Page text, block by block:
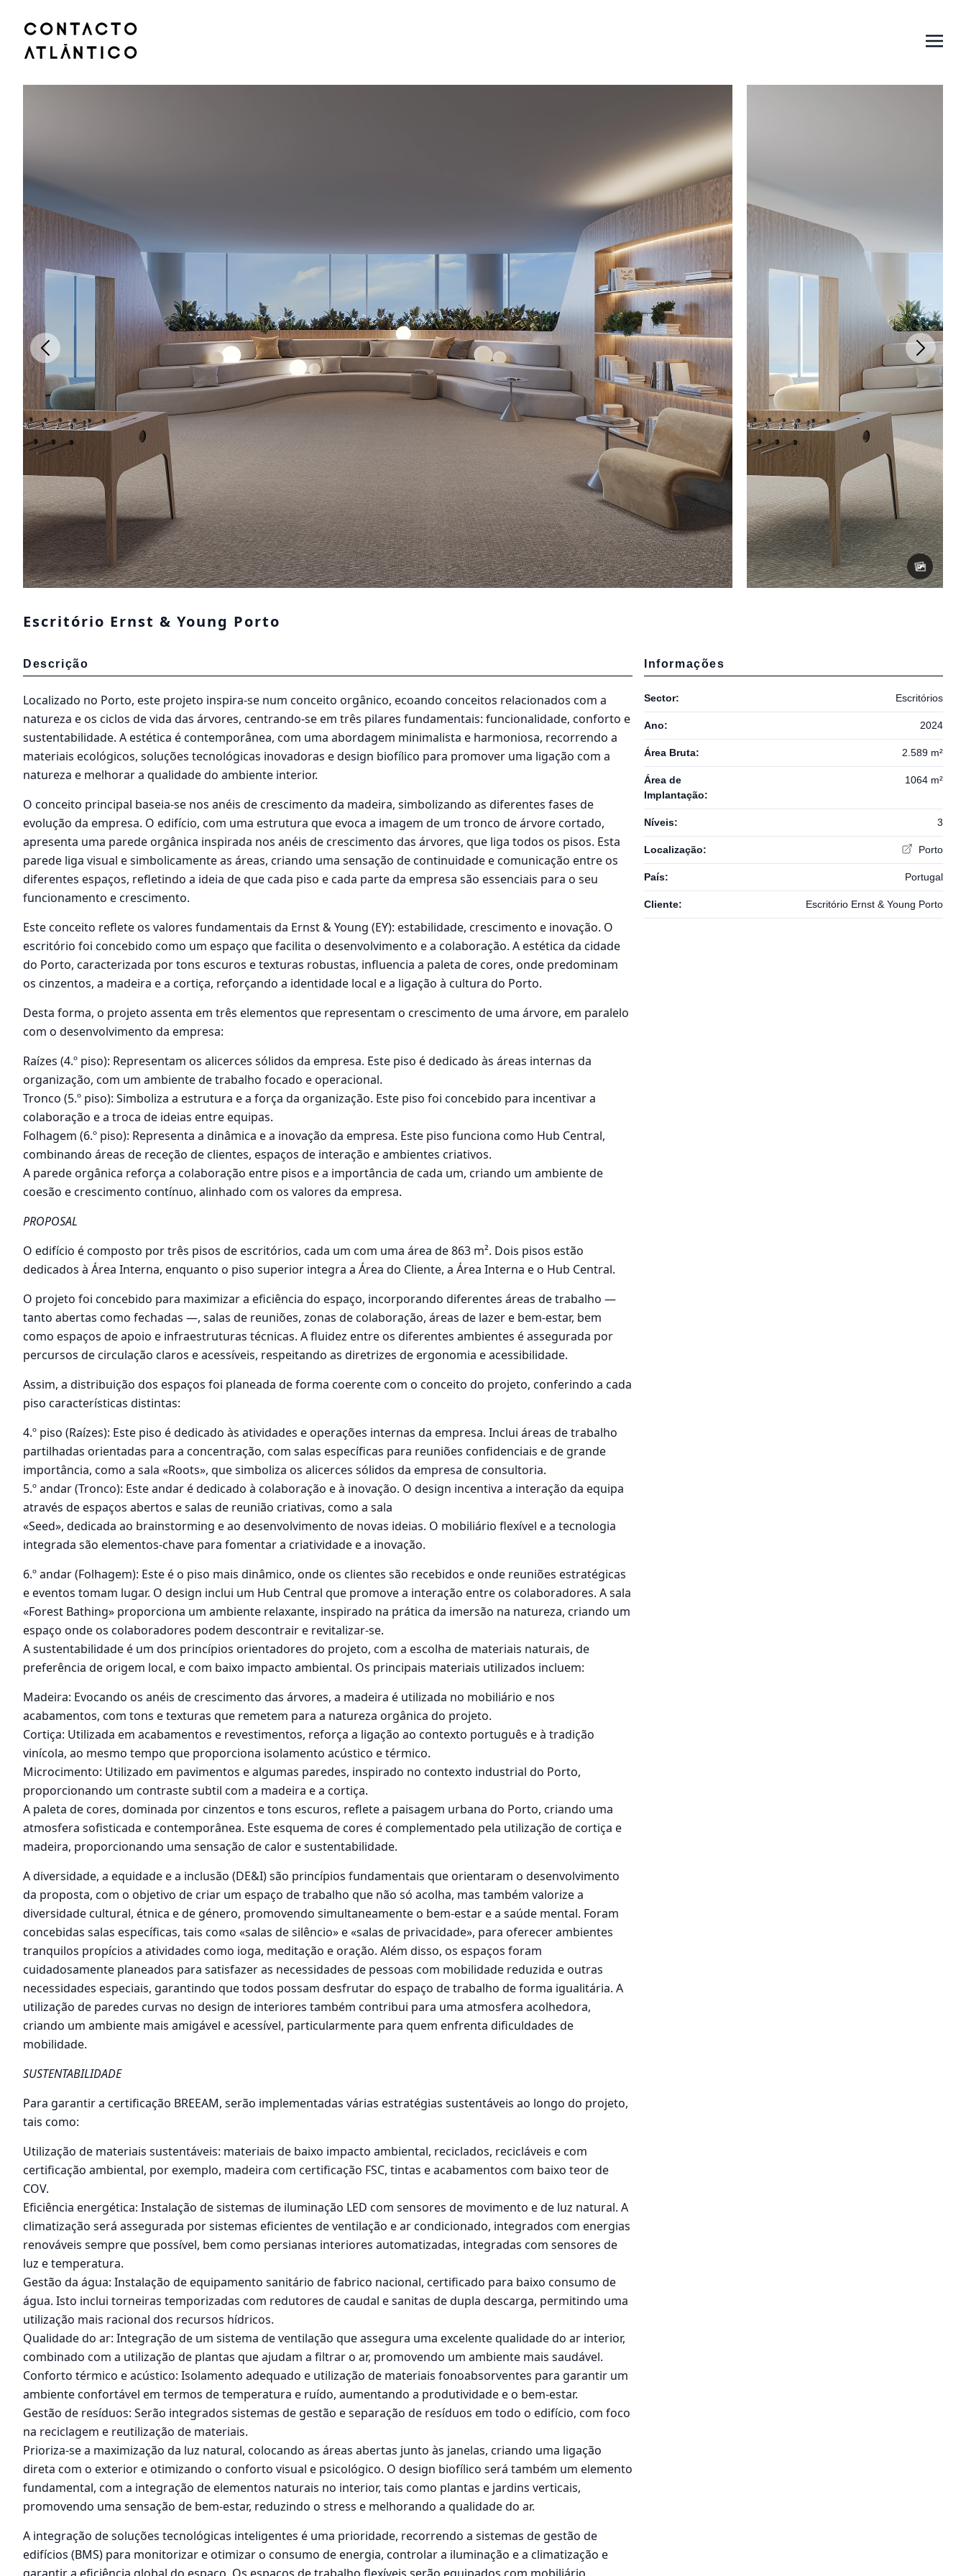
Escritório Ernst & Young Porto
Descrição
Localizado no Porto, este projeto inspira-se num conceito orgânico, ecoando conceitos relacionados com a
natureza e os ciclos de vida das árvores, centrando-se em três pilares fundamentais: funcionalidade, conforto e
sustentabilidade. A estética é contemporânea, com uma abordagem minimalista e harmoniosa, recorrendo a
materiais ecológicos, soluções tecnológicas inovadoras e design biofílico para promover uma ligação com a
natureza e melhorar a qualidade do ambiente interior.
O conceito principal baseia-se nos anéis de crescimento da madeira, simbolizando as diferentes fases de
evolução da empresa. O edifício, com uma estrutura que evoca a imagem de um tronco de árvore cortado,
apresenta uma parede orgânica inspirada nos anéis de crescimento das árvores, que liga todos os pisos. Esta
parede liga visual e simbolicamente as áreas, criando uma sensação de continuidade e comunicação entre os
diferentes espaços, refletindo a ideia de que cada piso e cada parte da empresa são essenciais para o seu
funcionamento e crescimento.
Este conceito reflete os valores fundamentais da Ernst & Young (EY): estabilidade, crescimento e inovação. O
escritório foi concebido como um espaço que facilita o desenvolvimento e a colaboração. A estética da cidade
do Porto, caracterizada por tons escuros e texturas robustas, influencia a paleta de cores, onde predominam
os cinzentos, a madeira e a cortiça, reforçando a identidade local e a ligação à cultura do Porto.
Desta forma, o projeto assenta em três elementos que representam o crescimento de uma árvore, em paralelo
com o desenvolvimento da empresa:
Raízes (4.º piso): Representam os alicerces sólidos da empresa. Este piso é dedicado às áreas internas da
organização, com um ambiente de trabalho focado e operacional.
Tronco (5.º piso): Simboliza a estrutura e a força da organização. Este piso foi concebido para incentivar a
colaboração e a troca de ideias entre equipas.
Folhagem (6.º piso): Representa a dinâmica e a inovação da empresa. Este piso funciona como Hub Central,
combinando áreas de receção de clientes, espaços de interação e ambientes criativos.
A parede orgânica reforça a colaboração entre pisos e a importância de cada um, criando um ambiente de
coesão e crescimento contínuo, alinhado com os valores da empresa.
PROPOSAL
O edifício é composto por três pisos de escritórios, cada um com uma área de 863 m². Dois pisos estão
dedicados à Área Interna, enquanto o piso superior integra a Área do Cliente, a Área Interna e o Hub Central.
O projeto foi concebido para maximizar a eficiência do espaço, incorporando diferentes áreas de trabalho —
tanto abertas como fechadas —, salas de reuniões, zonas de colaboração, áreas de lazer e bem-estar, bem
como espaços de apoio e infraestruturas técnicas. A fluidez entre os diferentes ambientes é assegurada por
percursos de circulação claros e acessíveis, respeitando as diretrizes de ergonomia e acessibilidade.
Assim, a distribuição dos espaços foi planeada de forma coerente com o conceito do projeto, conferindo a cada
piso características distintas:
4.º piso (Raízes): Este piso é dedicado às atividades e operações internas da empresa. Inclui áreas de trabalho
partilhadas orientadas para a concentração, com salas específicas para reuniões confidenciais e de grande
importância, como a sala «Roots», que simboliza os alicerces sólidos da empresa de consultoria.
5.º andar (Tronco): Este andar é dedicado à colaboração e à inovação. O design incentiva a interação da equipa
através de espaços abertos e salas de reunião criativas, como a sala
«Seed», dedicada ao brainstorming e ao desenvolvimento de novas ideias. O mobiliário flexível e a tecnologia
integrada são elementos-chave para fomentar a criatividade e a inovação.
6.º andar (Folhagem): Este é o piso mais dinâmico, onde os clientes são recebidos e onde reuniões estratégicas
e eventos tomam lugar. O design inclui um Hub Central que promove a interação entre os colaboradores. A sala
«Forest Bathing» proporciona um ambiente relaxante, inspirado na prática da imersão na natureza, criando um
espaço onde os colaboradores podem descontrair e revitalizar-se.
A sustentabilidade é um dos princípios orientadores do projeto, com a escolha de materiais naturais, de
preferência de origem local, e com baixo impacto ambiental. Os principais materiais utilizados incluem:
Madeira: Evocando os anéis de crescimento das árvores, a madeira é utilizada no mobiliário e nos
acabamentos, com tons e texturas que remetem para a natureza orgânica do projeto.
Cortiça: Utilizada em acabamentos e revestimentos, reforça a ligação ao contexto português e à tradição
vinícola, ao mesmo tempo que proporciona isolamento acústico e térmico.
Microcimento: Utilizado em pavimentos e algumas paredes, inspirado no contexto industrial do Porto,
proporcionando um contraste subtil com a madeira e a cortiça.
A paleta de cores, dominada por cinzentos e tons escuros, reflete a paisagem urbana do Porto, criando uma
atmosfera sofisticada e contemporânea. Este esquema de cores é complementado pela utilização de cortiça e
madeira, proporcionando uma sensação de calor e sustentabilidade.
A diversidade, a equidade e a inclusão (DE&I) são princípios fundamentais que orientaram o desenvolvimento
da proposta, com o objetivo de criar um espaço de trabalho que não só acolha, mas também valorize a
diversidade cultural, étnica e de género, promovendo simultaneamente o bem-estar e a saúde mental. Foram
concebidas salas específicas, tais como «salas de silêncio» e «salas de privacidade», para oferecer ambientes
tranquilos propícios a atividades como ioga, meditação e oração. Além disso, os espaços foram
cuidadosamente planeados para satisfazer as necessidades de pessoas com mobilidade reduzida e outras
necessidades especiais, garantindo que todos possam desfrutar do espaço de trabalho de forma igualitária. A
utilização de paredes curvas no design de interiores também contribui para uma atmosfera acolhedora,
criando um ambiente mais amigável e acessível, particularmente para quem enfrenta dificuldades de
mobilidade.
SUSTENTABILIDADE
Para garantir a certificação BREEAM, serão implementadas várias estratégias sustentáveis ao longo do projeto,
tais como:
Utilização de materiais sustentáveis: materiais de baixo impacto ambiental, reciclados, recicláveis e com
certificação ambiental, por exemplo, madeira com certificação FSC, tintas e acabamentos com baixo teor de
COV.
Eficiência energética: Instalação de sistemas de iluminação LED com sensores de movimento e de luz natural. A
climatização será assegurada por sistemas eficientes de ventilação e ar condicionado, integrados com energias
renováveis sempre que possível, bem como persianas interiores automatizadas, integradas com sensores de
luz e temperatura.
Gestão da água: Instalação de equipamento sanitário de fabrico nacional, certificado para baixo consumo de
água. Isto inclui torneiras temporizadas com redutores de caudal e sanitas de dupla descarga, permitindo uma
utilização mais racional dos recursos hídricos.
Qualidade do ar: Integração de um sistema de ventilação que assegura uma excelente qualidade do ar interior,
combinado com a utilização de plantas que ajudam a filtrar o ar, promovendo um ambiente mais saudável.
Conforto térmico e acústico: Isolamento adequado e utilização de materiais fonoabsorventes para garantir um
ambiente confortável em termos de temperatura e ruído, aumentando a produtividade e o bem-estar.
Gestão de resíduos: Serão integrados sistemas de gestão e separação de resíduos em todo o edifício, com foco
na reciclagem e reutilização de materiais.
Prioriza-se a maximização da luz natural, colocando as áreas abertas junto às janelas, criando uma ligação
direta com o exterior e otimizando o conforto visual e psicológico. O design biofílico será também um elemento
fundamental, com a integração de elementos naturais no interior, tais como plantas e jardins verticais,
promovendo uma sensação de bem-estar, reduzindo o stress e melhorando a qualidade do ar.
A integração de soluções tecnológicas inteligentes é uma prioridade, recorrendo a sistemas de gestão de
edifícios (BMS) para monitorizar e otimizar o consumo de energia, controlar a iluminação e a climatização e
Informações
Sector: Escritórios
Ano: 2024
Área Bruta: 2.589 m²
Área de
Implantação:
1064 m²
Níveis: 3
Localização: Porto
País: Portugal
Cliente: Escritório Ernst & Young Porto